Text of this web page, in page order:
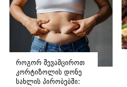
როგორ შევამციროთ
კორტიზოლის დონე
სახლის პირობებში: